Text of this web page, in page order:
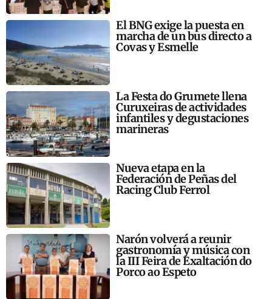
El BNG exige la puesta en
marcha de un bus directo a
Covas y Esmelle
La Festa do Grumete llena
Curuxeiras de actividades
infantiles y degustaciones
marineras
Nueva etapa en la
Federación de Peñas del
Racing Club Ferrol
Narón volverá a reunir
gastronomía y música con
la III Feira de Exaltación do
Porco ao Espeto